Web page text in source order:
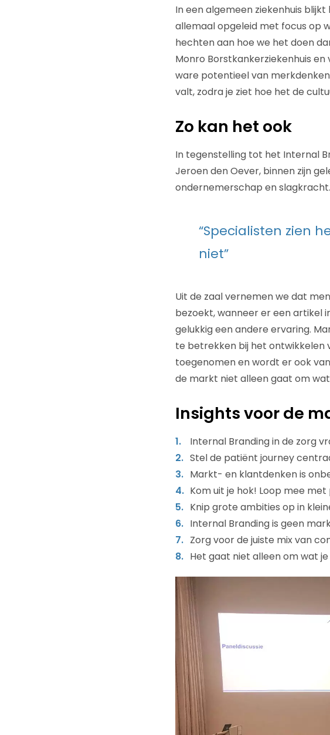
In een algemeen ziekenhuis
allemaal opgeleid met focus op
hechten aan hoe we het doen
Monro Borstkankerziekenhuis
ware potentieel van
valt, zodra je ziet hoe het de
Zo kan het ook
In tegenstelling tot het Internal
Jeroen den Oever, binnen zijn
ondernemerschap en
“Specialisten zien
niet”
Uit de zaal vernemen we dat
bezoekt, wanneer er een artikel
gelukkig een andere ervaring.
te betrekken bij het ontwikkelen
toegenomen en wordt er ook
de markt niet alleen gaat om
Insights voor de
Internal Branding in de zorg
Stel de patiënt journey
Markt- en klantdenken is
Kom uit je hok! Loop mee
Knip grote ambities op in
Internal Branding is geen
Zorg voor de juiste mix van
Het gaat niet alleen om wat